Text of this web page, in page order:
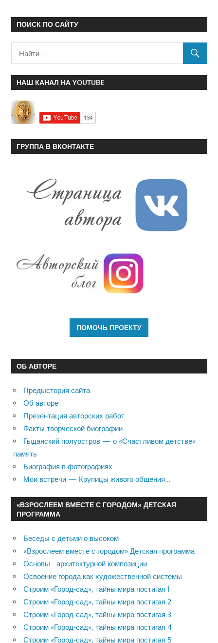
ПОИСК ПО САЙТУ
НАШ КАНАЛ НА YOUTUBE
ГРУППА В ВКОНТАКТЕ
ОБ АВТОРЕ
Предыстория сайта
Об авторе
Презентация авторских работ
Факты творческой биографии
Гыданский полуостров — о «Счастливом детстве»
память
Биография в фотографиях
Мои встречи — Крупицы живого общения…
«ВЗРОСЛЕЕМ ВМЕСТЕ С ГОРОДОМ» ДЕТСКАЯ
ПРОГРАММА
Беседы с детьми о высоком
«Взрослеем вместе с городом» Детская программа
Основы архитектурной композиции
Освоение города как художественной системы
Строим «Город-сад», тайны мира постигая 1
Строим «Город-сад», тайны мира постигая 2
Строим «Город-сад», тайны мира постигая 3
Строим «Город-сад», тайны мира постигая 4
Строим «Город-сад», тайны мира постигая 5